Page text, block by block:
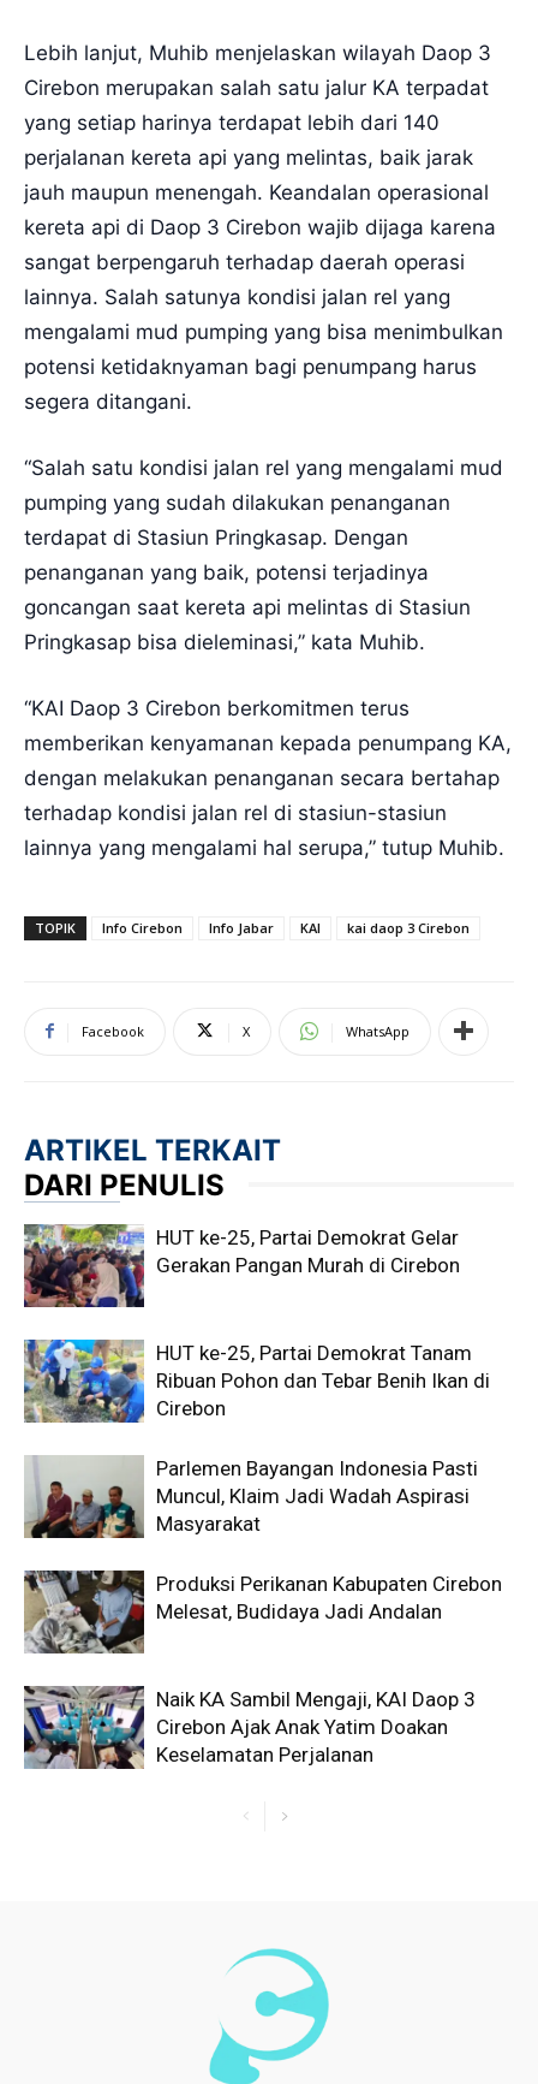
Lebih lanjut, Muhib menjelaskan wilayah Daop 3
Cirebon merupakan salah satu jalur KA terpadat
yang setiap harinya terdapat lebih dari 140
perjalanan kereta api yang melintas, baik jarak
jauh maupun menengah. Keandalan operasional
kereta api di Daop 3 Cirebon wajib dijaga karena
sangat berpengaruh terhadap daerah operasi
lainnya. Salah satunya kondisi jalan rel yang
mengalami mud pumping yang bisa menimbulkan
potensi ketidaknyaman bagi penumpang harus
segera ditangani.
“Salah satu kondisi jalan rel yang mengalami mud
pumping yang sudah dilakukan penanganan
terdapat di Stasiun Pringkasap. Dengan
penanganan yang baik, potensi terjadinya
goncangan saat kereta api melintas di Stasiun
Pringkasap bisa dieleminasi,” kata Muhib.
“KAI Daop 3 Cirebon berkomitmen terus
memberikan kenyamanan kepada penumpang KA,
dengan melakukan penanganan secara bertahap
terhadap kondisi jalan rel di stasiun-stasiun
lainnya yang mengalami hal serupa,” tutup Muhib.
TOPIK Info Cirebon Info Jabar KAI kai daop 3 Cirebon
Facebook X WhatsApp
ARTIKEL TERKAIT
DARI PENULIS
HUT ke-25, Partai Demokrat Gelar
Gerakan Pangan Murah di Cirebon
HUT ke-25, Partai Demokrat Tanam
Ribuan Pohon dan Tebar Benih Ikan di
Cirebon
Parlemen Bayangan Indonesia Pasti
Muncul, Klaim Jadi Wadah Aspirasi
Masyarakat
Produksi Perikanan Kabupaten Cirebon
Melesat, Budidaya Jadi Andalan
Naik KA Sambil Mengaji, KAI Daop 3
Cirebon Ajak Anak Yatim Doakan
Keselamatan Perjalanan